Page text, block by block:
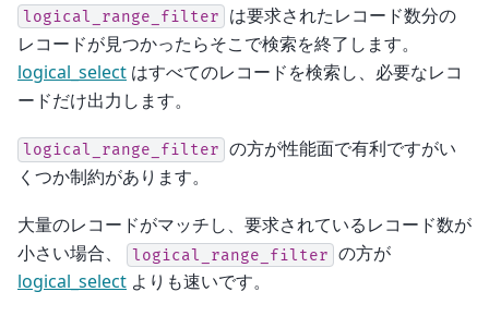
logical_range_filter
は要求されたレコード数分の
レコードが見つかったらそこで検索を終了します。
logical_select はすべてのレコードを検索し、必要なレコ
ードだけ出力します。
logical_range_filter の方が性能面で有利ですがい
くつか制約があります。
大量のレコードがマッチし、要求されているレコード数が
小さい場合、
logical_range_filter の方が
logical_select よりも速いです。